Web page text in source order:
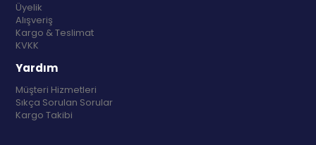
Üyelik
Alışveriş
Kargo & Teslimat
KVKK
Yardım
Müşteri Hizmetleri
Sıkça Sorulan Sorular
Kargo Takibi